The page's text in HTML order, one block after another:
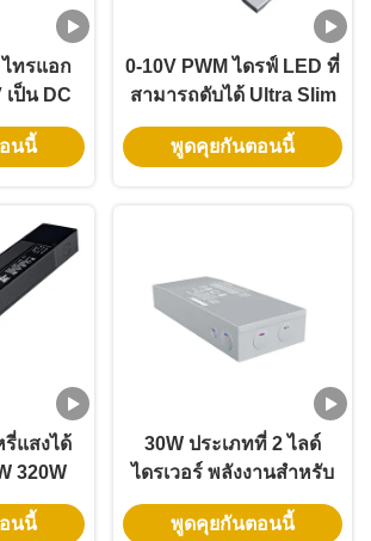
ไทรแอก
เป็น DC
Class 2
ครื่องหรี่
นนี้
0-10V PWM ไดรฟ์ LED ที่
สามารถดับได้ Ultra Slim
20W ถึง 96W 12V 24V
DC ไฟไฟ LED
พูดคุยกันตอนนี้
แสงได้
320W
รถ แรง
สาย
นนี้
30W ประเภทที่ 2 ไลด์
ไดรเวอร์ พลังงานสําหรับ
UL Certified Junction
Box ไฟฟ้า LED Flood
พูดคุยกันตอนนี้